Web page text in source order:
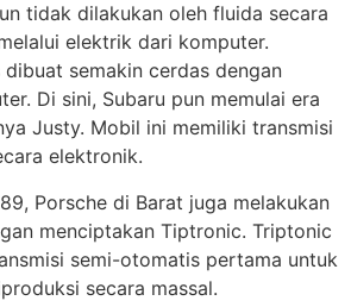
tidak dilakukan oleh fluida secara
elektrik dari komputer.
semakin cerdas dengan
Di sini, Subaru pun memulai era
Justy. Mobil ini memiliki transmisi
elektronik.
Porsche di Barat juga melakukan
menciptakan Tiptronic. Triptonic
semi-otomatis pertama untuk
secara massal.